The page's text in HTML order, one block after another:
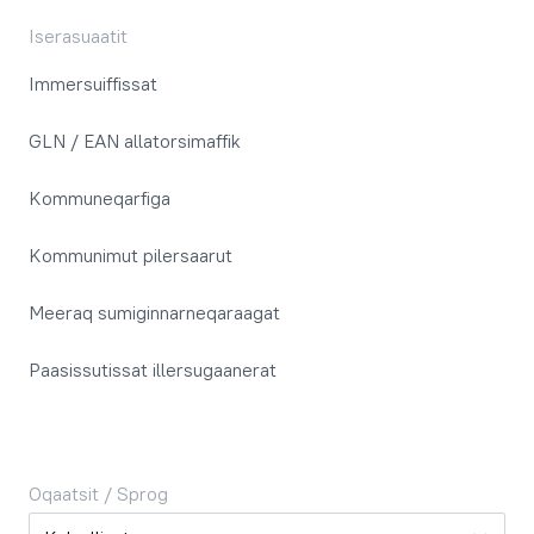
Iserasuaatit
Immersuiffissat
GLN / EAN allatorsimaffik
Kommuneqarfiga
Kommunimut pilersaarut
Meeraq sumiginnarneqaraagat
Paasissutissat illersugaanerat
Oqaatsit / Sprog
Oqaatsit / Sprog